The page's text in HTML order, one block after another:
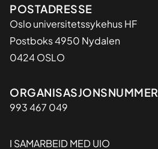
Adresse
POSTADRESSE
Oslo universitetssykehus HF
Postboks 4950 Nydalen
0424 OSLO
Organisasjon
ORGANISASJONSNUMMER
993 467 049
I SAMARBEID MED UIO